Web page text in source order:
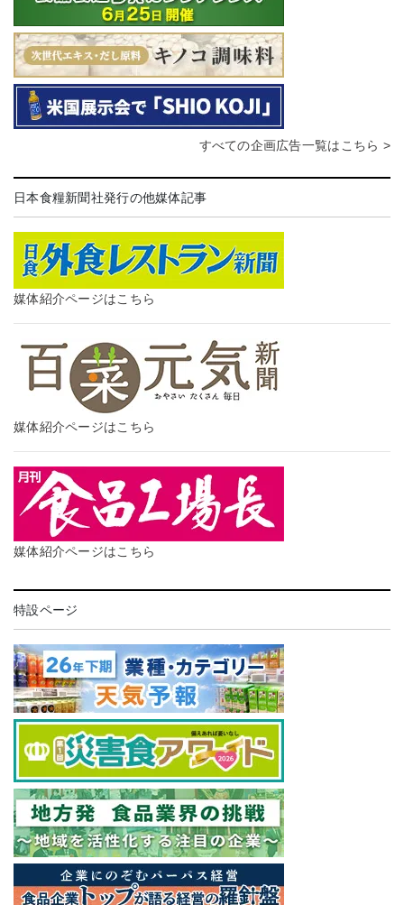
すべての企画広告一覧はこちら >
日本食糧新聞社発行の他媒体記事
媒体紹介ページはこちら
媒体紹介ページはこちら
媒体紹介ページはこちら
特設ページ